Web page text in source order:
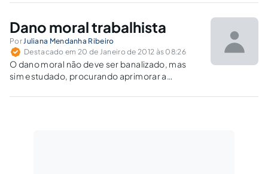
descumprimento contratual, a jurisprudência
Dano moral trabalhista
PorJuliana Mendanha Ribeiro
Destacado em 20 de Janeiro de 2012 às 08:26
O dano moral não deve ser banalizado, mas
sim estudado, procurando aprimorar a
empregado, antes, durante e depois dos